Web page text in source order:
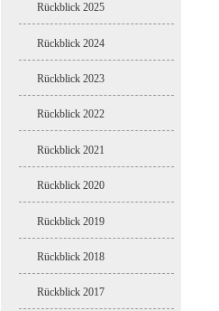
Rückblick 2025
Rückblick 2024
Rückblick 2023
Rückblick 2022
Rückblick 2021
Rückblick 2020
Rückblick 2019
Rückblick 2018
Rückblick 2017